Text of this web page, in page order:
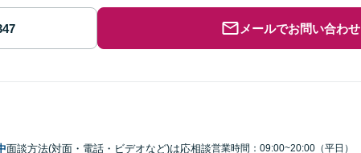
メールでお問い合わせ
面談方法(対面・電話・ビデオなど)は応相談営業時間：09:00~20:00（平日）